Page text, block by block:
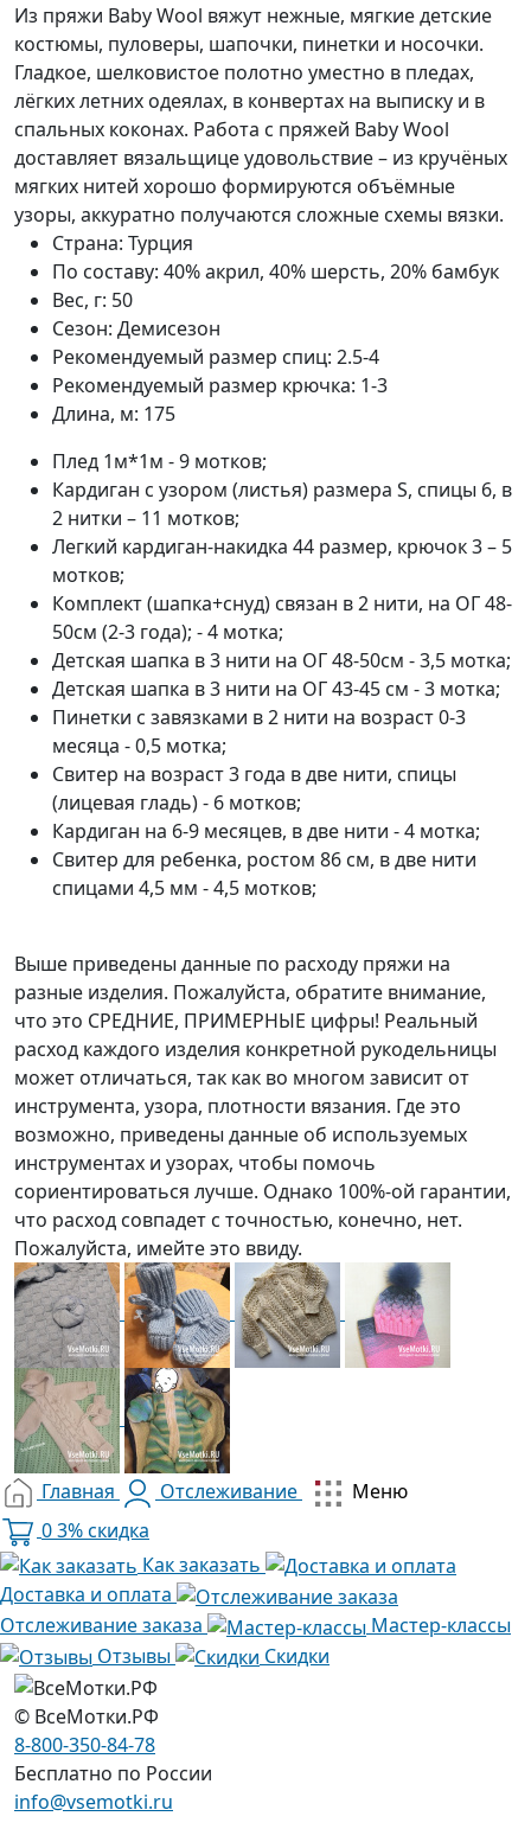
Из пряжи Baby Wool вяжут нежные, мягкие детские
костюмы, пуловеры, шапочки, пинетки и носочки.
Гладкое, шелковистое полотно уместно в пледах,
лёгких летних одеялах, в конвертах на выписку и в
спальных коконах. Работа с пряжей Baby Wool
доставляет вязальщице удовольствие – из кручёных
мягких нитей хорошо формируются объёмные
узоры, аккуратно получаются сложные схемы вязки.
Страна: Турция
По составу: 40% акрил, 40% шерсть, 20% бамбук
Вес, г: 50
Сезон: Демисезон
Рекомендуемый размер спиц: 2.5-4
Рекомендуемый размер крючка: 1-3
Длина, м: 175
Плед 1м*1м - 9 мотков;
Кардиган с узором (листья) размера S, спицы 6, в
2 нитки – 11 мотков;
Легкий кардиган-накидка 44 размер, крючок 3 – 5
мотков;
Комплект (шапка+снуд) связан в 2 нити, на ОГ 48-
50см (2-3 года); - 4 мотка;
Детская шапка в 3 нити на ОГ 48-50см - 3,5 мотка;
Детская шапка в 3 нити на ОГ 43-45 см - 3 мотка;
Пинетки с завязками в 2 нити на возраст 0-3
месяца - 0,5 мотка;
Свитер на возраст 3 года в две нити, спицы
(лицевая гладь) - 6 мотков;
Кардиган на 6-9 месяцев, в две нити - 4 мотка;
Свитер для ребенка, ростом 86 см, в две нити
спицами 4,5 мм - 4,5 мотков;
Выше приведены данные по расходу пряжи на
разные изделия. Пожалуйста, обратите внимание,
что это СРЕДНИЕ, ПРИМЕРНЫЕ цифры! Реальный
расход каждого изделия конкретной рукодельницы
может отличаться, так как во многом зависит от
инструмента, узора, плотности вязания. Где это
возможно, приведены данные об используемых
инструментах и узорах, чтобы помочь
сориентироваться лучше. Однако 100%-ой гарантии,
что расход совпадет с точностью, конечно, нет.
Пожалуйста, имейте это ввиду.
Главная Отслеживание
Меню
03% скидка
Как заказать
Доставка и оплата
Отслеживание заказа
Мастер-классы
Отзывы
Скидки
© ВсеМотки.РФ
8-800-350-84-78
Бесплатно по России
info@vsemotki.ru